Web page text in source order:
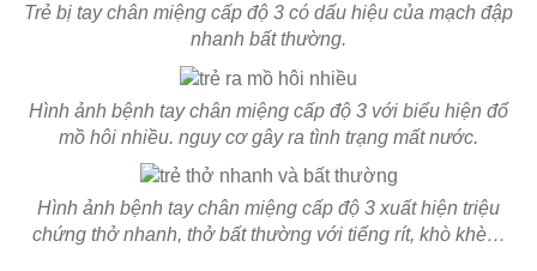
Trẻ bị tay chân miệng cấp độ 3 có dấu hiệu của mạch đập
nhanh bất thường.
Hình ảnh bệnh tay chân miệng cấp độ 3 với biểu hiện đổ
mồ hôi nhiều. nguy cơ gây ra tình trạng mất nước.
Hình ảnh bệnh tay chân miệng cấp độ 3 xuất hiện triệu
chứng thở nhanh, thở bất thường với tiếng rít, khò khè…